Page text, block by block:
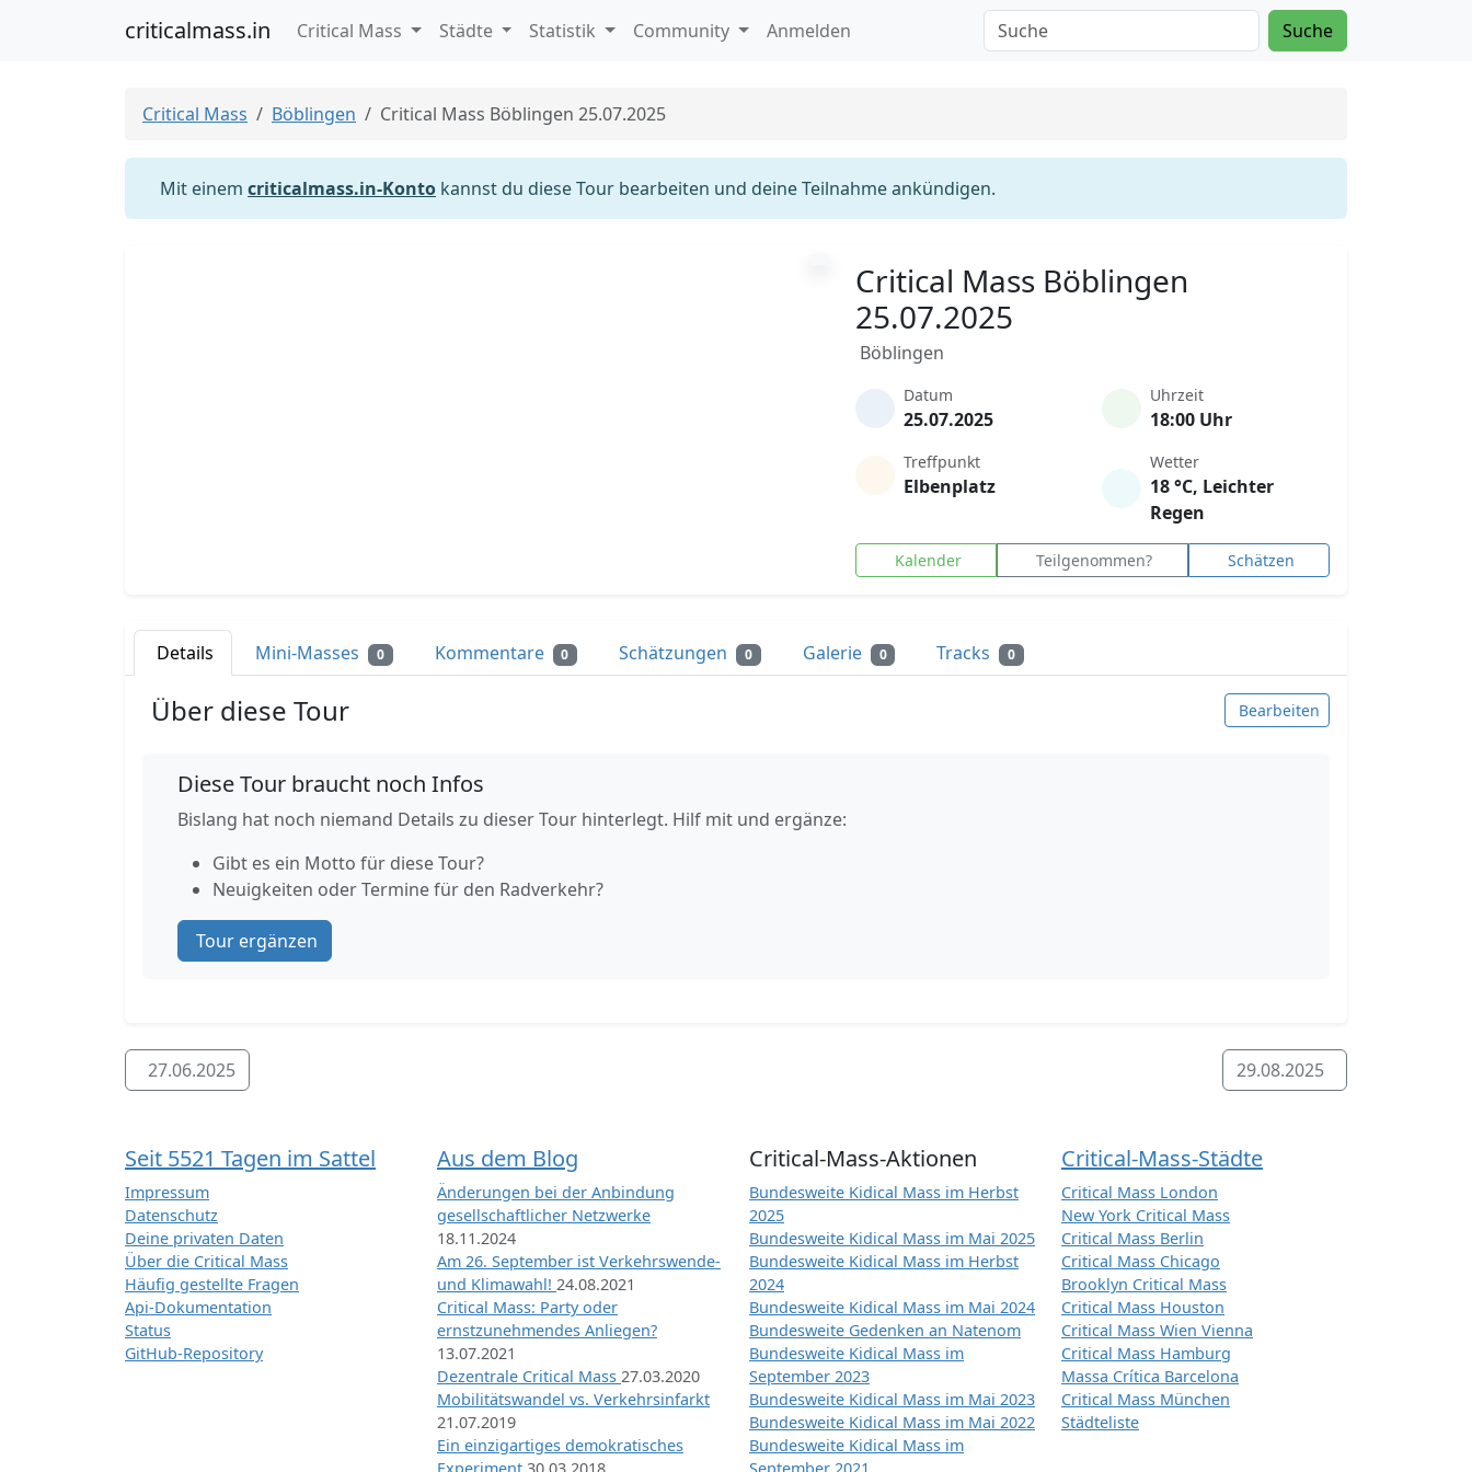
criticalmass.in Critical Mass Städte Statistik Community Anmelden Suche
Critical Mass Böblingen Critical Mass Böblingen 25.07.2025
Mit einem criticalmass.in-Konto kannst du diese Tour bearbeiten und deine Teilnahme ankündigen.
Critical Mass Böblingen
25.07.2025
Böblingen
Datum
25.07.2025
Uhrzeit
18:00 Uhr
Treffpunkt
Elbenplatz
Wetter
18 °C, Leichter
Regen
Kalender Teilgenommen? Schätzen
Details Mini-Masses 0 Kommentare 0 Schätzungen 0 Galerie 0 Tracks 0
Über diese Tour Bearbeiten
Diese Tour braucht noch Infos
Bislang hat noch niemand Details zu dieser Tour hinterlegt. Hilf mit und ergänze:
Gibt es ein Motto für diese Tour?
Neuigkeiten oder Termine für den Radverkehr?
Tour ergänzen
27.06.2025 29.08.2025
Seit 5521 Tagen im Sattel
Impressum
Datenschutz
Deine privaten Daten
Über die Critical Mass
Häufig gestellte Fragen
Api-Dokumentation
Status
GitHub-Repository
Aus dem Blog
Änderungen bei der Anbindung
gesellschaftlicher Netzwerke
18.11.2024
Am 26. September ist Verkehrswende-
und Klimawahl! 24.08.2021
Critical Mass: Party oder
ernstzunehmendes Anliegen?
13.07.2021
Dezentrale Critical Mass 27.03.2020
Mobilitätswandel vs. Verkehrsinfarkt
21.07.2019
Ein einzigartiges demokratisches
Critical-Mass-Aktionen
Bundesweite Kidical Mass im Herbst
2025
Bundesweite Kidical Mass im Mai 2025
Bundesweite Kidical Mass im Herbst
2024
Bundesweite Kidical Mass im Mai 2024
Bundesweite Gedenken an Natenom
Bundesweite Kidical Mass im
September 2023
Bundesweite Kidical Mass im Mai 2023
Bundesweite Kidical Mass im Mai 2022
Bundesweite Kidical Mass im
Critical-Mass-Städte
Critical Mass London
New York Critical Mass
Critical Mass Berlin
Critical Mass Chicago
Brooklyn Critical Mass
Critical Mass Houston
Critical Mass Wien Vienna
Critical Mass Hamburg
Massa Crítica Barcelona
Critical Mass München
Städteliste